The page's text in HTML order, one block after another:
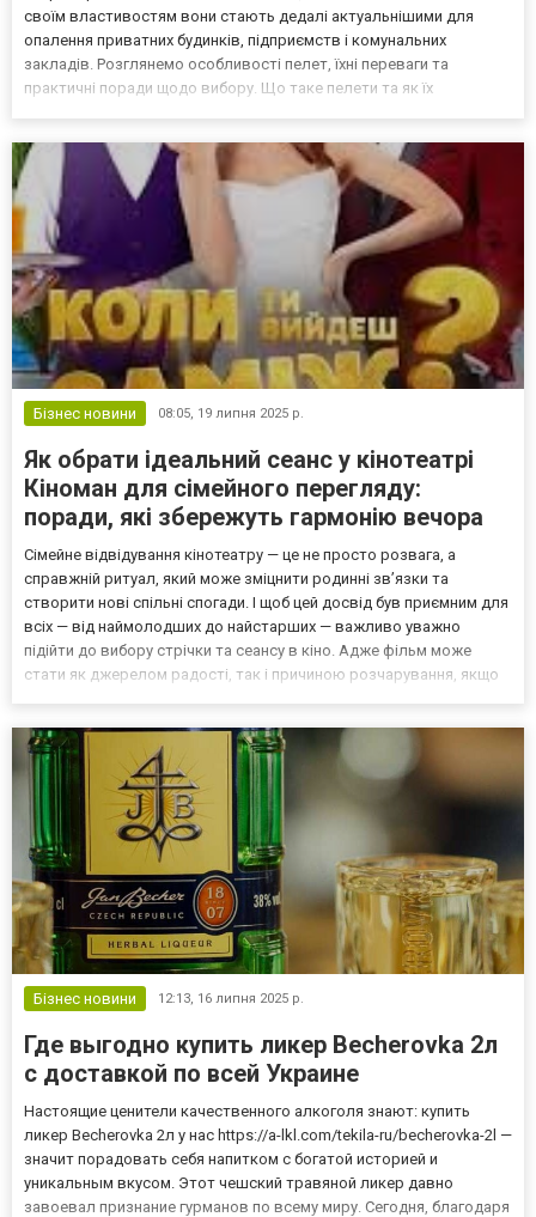
своїм властивостям вони стають дедалі актуальнішими для
опалення приватних будинків, підприємств і комунальних
закладів. Розглянемо особливості пелет, їхні переваги та
практичні поради щодо вибору. Що таке пелети та як їх
(т...
Бізнес новини 08:05, 19 липня 2025 р.
Як обрати ідеальний сеанс у кінотеатрі
Кіноман для сімейного перегляду:
поради, які збережуть гармонію вечора
Сімейне відвідування кінотеатру — це не просто розвага, а
справжній ритуал, який може зміцнити родинні зв’язки та
створити нові спільні спогади. І щоб цей досвід був приємним для
всіх — від наймолодших до найстарших — важливо уважно
підійти до вибору стрічки та сеансу в кіно. Адже фільм може
стати як джерелом радості, так і причиною розчарування, якщо
Бізнес новини 12:13, 16 липня 2025 р.
Где выгодно купить ликер Becherovka 2л
с доставкой по всей Украине
Настоящие ценители качественного алкоголя знают: купить
ликер Becherovka 2л у нас https://a-lkl.com/tekila-ru/becherovka-2l —
значит порадовать себя напитком с богатой историей и
уникальным вкусом. Этот чешский травяной ликер давно
завоевал признание гурманов по всему миру. Сегодня, благодаря